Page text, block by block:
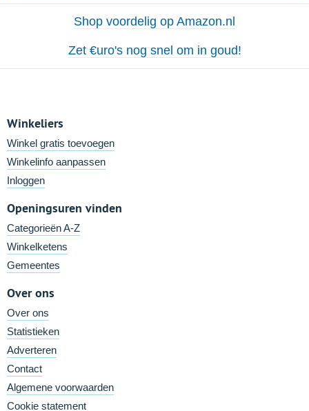
Shop voordelig op Amazon.nl
Zet €uro's nog snel om in goud!
Winkeliers
Winkel gratis toevoegen
Winkelinfo aanpassen
Inloggen
Openingsuren vinden
Categorieën A-Z
Winkelketens
Gemeentes
Over ons
Over ons
Statistieken
Adverteren
Contact
Algemene voorwaarden
Cookie statement